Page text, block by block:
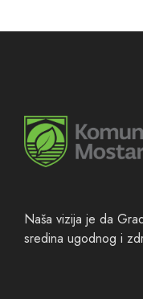
Naša vizija je da
sredina ugodnog i